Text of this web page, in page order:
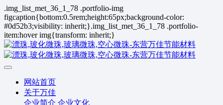
.img_list_met_36_1_78 .portfolio-img
figcaption{bottom:0.5rem;height:65px;background-color:
#0d52b3;visibility: inherit;}.img_list_met_36_1_78 .portfolio-
item:hover img{transform: inherit;}
网站首页
关于万佳
企业简介 企业文化